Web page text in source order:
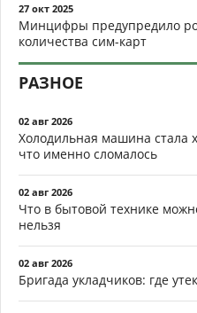
27 окт 2025
Минцифры предупредило
количества сим-карт
РАЗНОЕ
02 авг 2026
Холодильная машина стала
что именно сломалось
02 авг 2026
Что в бытовой технике
нельзя
02 авг 2026
Бригада укладчиков: где